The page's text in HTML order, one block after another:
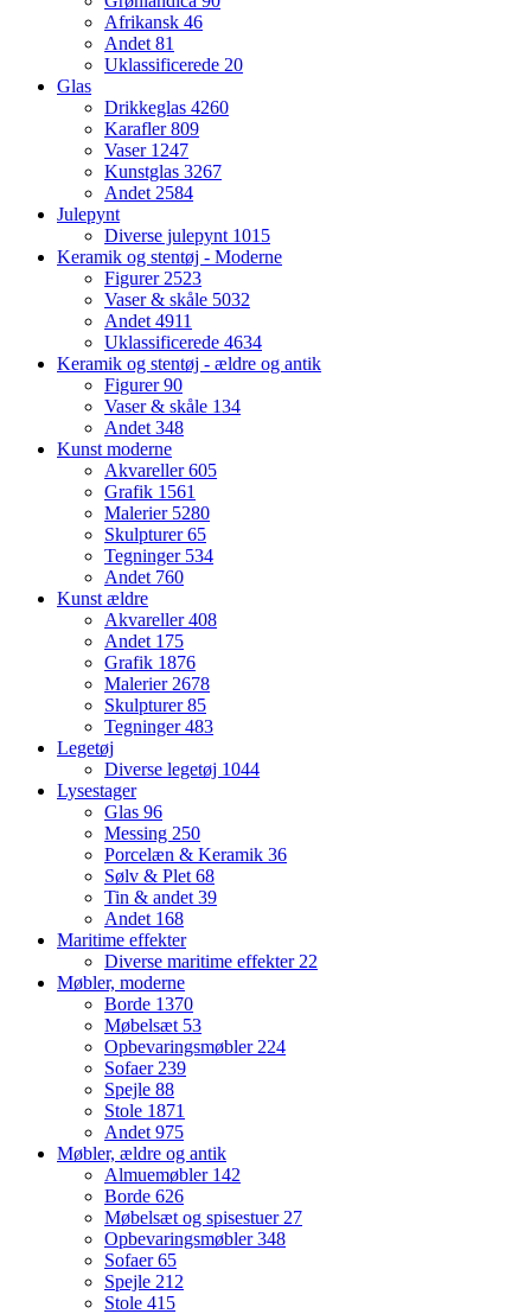
Afrikansk 46
Andet81
Uklassificerede 20
Glas
Drikkeglas 4260
Karafler809
Vaser 1247
Kunstglas 3267
Andet2584
Julepynt
Diverse julepynt 1015
Keramik og stentøj - Moderne
Figurer2523
Vaser & skåle 5032
Andet4911
Uklassificerede 4634
Keramik og stentøj - ældre og antik
Figurer90
Vaser & skåle 134
Andet348
Kunst moderne
Akvareller605
Grafik 1561
Malerier 5280
Skulpturer65
Tegninger 534
Andet 760
Kunst ældre
Akvareller408
Andet 175
Grafik 1876
Malerier2678
Skulpturer85
Tegninger483
Legetøj
Diverse legetøj 1044
Lysestager
Glas 96
Messing 250
Porcelæn & Keramik 36
Sølv & Plet68
Tin & andet39
Andet 168
Maritime effekter
Diverse maritime effekter22
Møbler, moderne
Borde 1370
Møbelsæt 53
Opbevaringsmøbler224
Sofaer239
Spejle 88
Stole 1871
Andet975
Møbler, ældre og antik
Almuemøbler 142
Borde 626
Møbelsæt og spisestuer27
Opbevaringsmøbler348
Sofaer65
Spejle 212
Stole 415